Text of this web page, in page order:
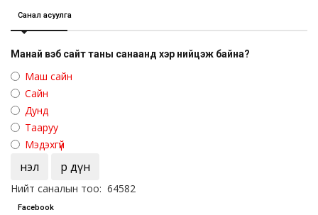
Санал асуулга
Манай вэб сайт таны санаанд хэр нийцэж байна?
Маш сайн
Сайн
Дунд
Тааруу
Мэдэхгүй
Үнэл Үр дүн
Нийт саналын тоо: 64582
Facebook